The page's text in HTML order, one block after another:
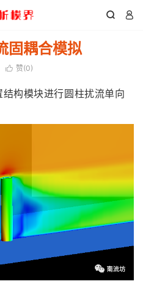
 
固耦合模拟
 赞(0)
构模块进行圆柱扰流单向